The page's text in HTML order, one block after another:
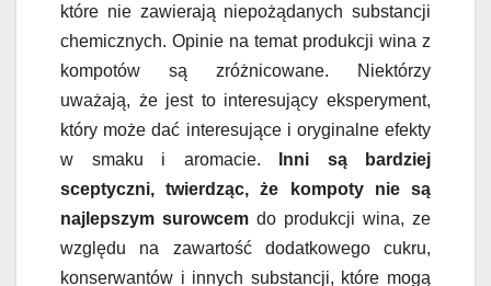
które nie zawierają niepożądanych substancji
chemicznych. Opinie na temat produkcji wina z
kompotów są zróżnicowane. Niektórzy
uważają, że jest to interesujący eksperyment,
który może dać interesujące i oryginalne efekty
w smaku i aromacie. Inni są bardziej
sceptyczni, twierdząc, że kompoty nie są
najlepszym surowcem do produkcji wina, ze
względu na zawartość dodatkowego cukru,
konserwantów i innych substancji, które mogą